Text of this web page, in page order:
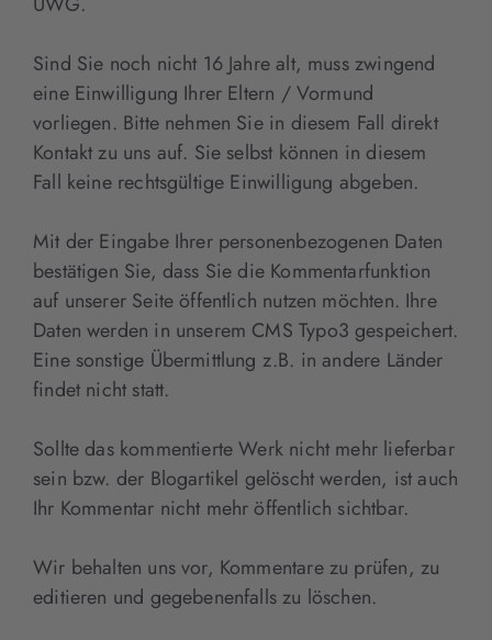
Sind Sie noch nicht 16 Jahre alt, muss zwingend
eine Einwilligung Ihrer Eltern / Vormund
vorliegen. Bitte nehmen Sie in diesem Fall direkt
Kontakt zu uns auf. Sie selbst können in diesem
Fall keine rechtsgültige Einwilligung abgeben.
Mit der Eingabe Ihrer personenbezogenen Daten
bestätigen Sie, dass Sie die Kommentarfunktion
auf unserer Seite öffentlich nutzen möchten. Ihre
Daten werden in unserem CMS Typo3 gespeichert.
Eine sonstige Übermittlung z.B. in andere Länder
findet nicht statt.
Sollte das kommentierte Werk nicht mehr lieferbar
sein bzw. der Blogartikel gelöscht werden, ist auch
Ihr Kommentar nicht mehr öffentlich sichtbar.
Wir behalten uns vor, Kommentare zu prüfen, zu
editieren und gegebenenfalls zu löschen.